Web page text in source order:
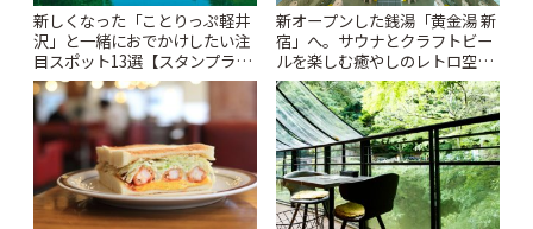
新しくなった「ことりっぷ軽井
沢」と一緒におでかけしたい注
目スポット13選【スタンプラリ
ー開催中】 | ことりっぷ
新オープンした銭湯「黄金湯 新
宿」へ。サウナとクラフトビー
ルを楽しむ癒やしのレトロ空間
| ことりっぷ